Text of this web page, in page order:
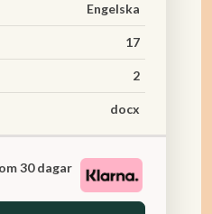
Engelska
17
2
docx
30 dagar